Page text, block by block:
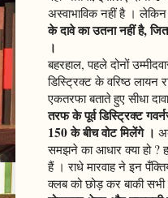
अस्वाभाविक नहीं है ।
के दावे का उतना नहीं है,
।
बहरहाल, पहले दोनों
डिस्ट्रिक्ट के वरिष्ठ लायन
एकतरफा बताते हुए सीधा
तरफ के पूर्व डिस्ट्रिक्ट
150 के बीच वोट मिलेंगे ।
समझने का आधार क्या हो ?
हैं । राधे मारवाह ने इन
क्लब को छोड़ कर बाकी